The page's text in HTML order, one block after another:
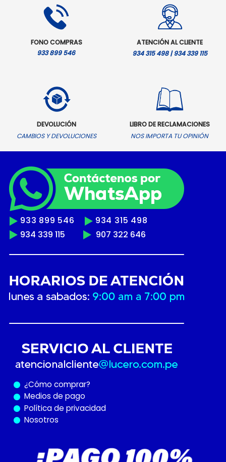
FONO COMPRAS
933 899 546
ATENCIÓN AL CLIENTE
934 315 498 | 934 339 115
DEVOLUCIÓN
CAMBIOS Y DEVOLUCIONES
LIBRO DE RECLAMACIONES
NOS IMPORTA TU OPINIÓN
933 899 546
934 315 498
934 339 115
907 322 646
¿Cómo comprar?
Medios de pago
Política de privacidad
Nosotros